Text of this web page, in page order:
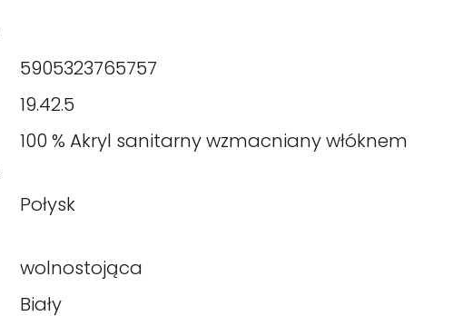
5905323765757
19.42.5
100 % Akryl sanitarny wzmacniany włóknem
Połysk
wolnostojąca
Biały